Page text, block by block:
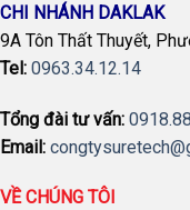
CHI NHÁNH DAKLAK
9A Tôn Thất Thuyết,
Tel: 0963.34.12.14
Tổng đài tư vấn:
Email:
VỀ CHÚNG TÔI